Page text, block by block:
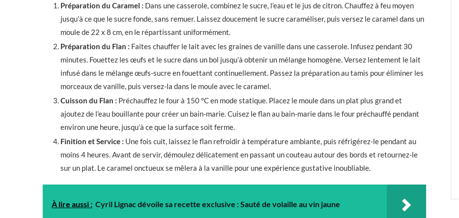
Préparation du Caramel : Dans une casserole, combinez le sucre, l’eau et le jus de citron. Chauffez à feu moyen
jusqu’à ce que le sucre fonde, sans remuer. Laissez doucement le sucre caraméliser, puis versez le caramel dans un
moule de 22 x 8 cm, en le répartissant uniformément.
Préparation du Flan : Faites chauffer le lait avec les graines de vanille dans une casserole. Infusez pendant 30
minutes. Fouettez les œufs et le sucre dans un bol jusqu’à obtenir un mélange homogène. Versez lentement le lait
infusé dans le mélange œufs-sucre en fouettant continuellement. Passez la préparation au tamis pour éliminer les
morceaux de vanille, puis versez-la dans le moule avec le caramel.
Cuisson du Flan : Préchauffez le four à 150 °C en mode statique. Placez le moule dans un plat plus grand et
ajoutez de l’eau bouillante pour créer un bain-marie. Cuisez le flan au bain-marie dans le four préchauffé pendant
environ une heure, jusqu’à ce que la surface soit ferme.
Finition et Service : Une fois cuit, laissez le flan refroidir à température ambiante, puis réfrigérez-le pendant au
moins 4 heures. Avant de servir, démoulez délicatement en passant un couteau autour des bords et retournez-le
sur un plat. Le caramel onctueux se mêlera à la vanille pour une expérience gustative inoubliable.
À lire aussi : Cyril Lignac dévoile sa recette exclusive : Sauté de volaille au vin jaune